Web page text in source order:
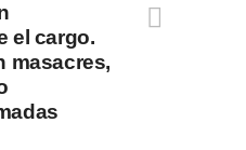
el cargo.
masacres,